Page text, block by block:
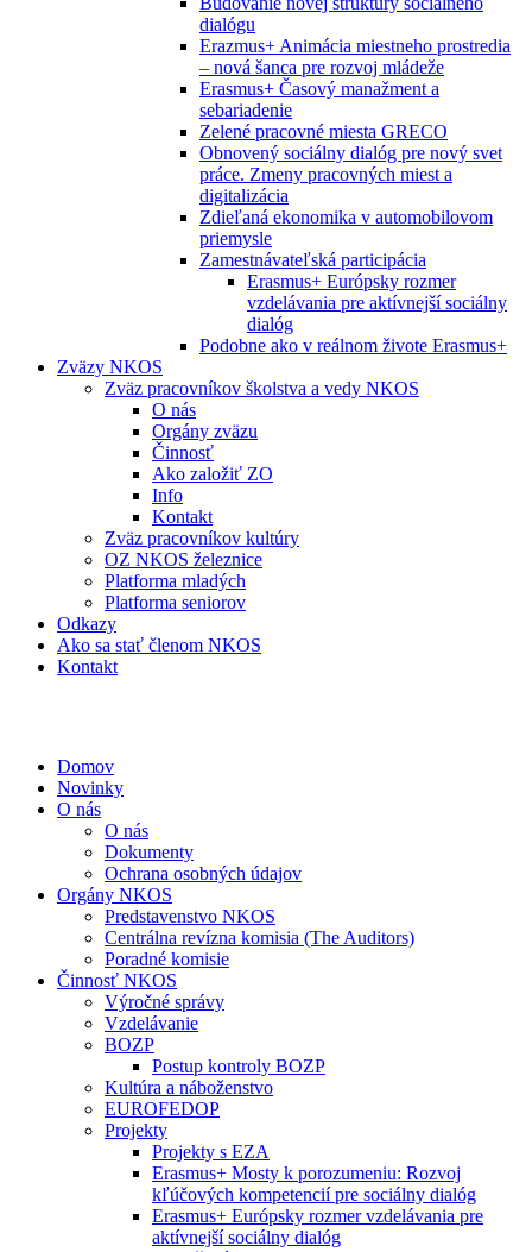
dialógu
Erazmus+ Animácia miestneho prostredia
– nová šanca pre rozvoj mládeže
Erasmus+ Časový manažment a
sebariadenie
Zelené pracovné miesta GRECO
Obnovený sociálny dialóg pre nový svet
práce. Zmeny pracovných miest a
digitalizácia
Zdieľaná ekonomika v automobilovom
priemysle
Zamestnávateľská participácia
Erasmus+ Európsky rozmer
vzdelávania pre aktívnejší sociálny
dialóg
Podobne ako v reálnom živote Erasmus+
Zväzy NKOS
Zväz pracovníkov školstva a vedy NKOS
O nás
Orgány zväzu
Činnosť
Ako založiť ZO
Info
Kontakt
Zväz pracovníkov kultúry
OZ NKOS železnice
Platforma mladých
Platforma seniorov
Odkazy
Ako sa stať členom NKOS
Kontakt
Domov
Novinky
O nás
O nás
Dokumenty
Ochrana osobných údajov
Orgány NKOS
Predstavenstvo NKOS
Centrálna revízna komisia (The Auditors)
Poradné komisie
Činnosť NKOS
Výročné správy
Vzdelávanie
BOZP
Postup kontroly BOZP
Kultúra a náboženstvo
EUROFEDOP
Projekty
Projekty s EZA
Erasmus+ Mosty k porozumeniu: Rozvoj
kľúčových kompetencií pre sociálny dialóg
Erasmus+ Európsky rozmer vzdelávania pre
aktívnejší sociálny dialóg